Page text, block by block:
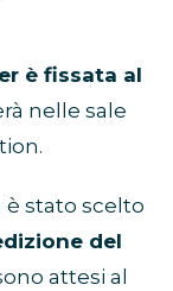
è fissata al
nelle sale
è stato scelto
del
attesi al